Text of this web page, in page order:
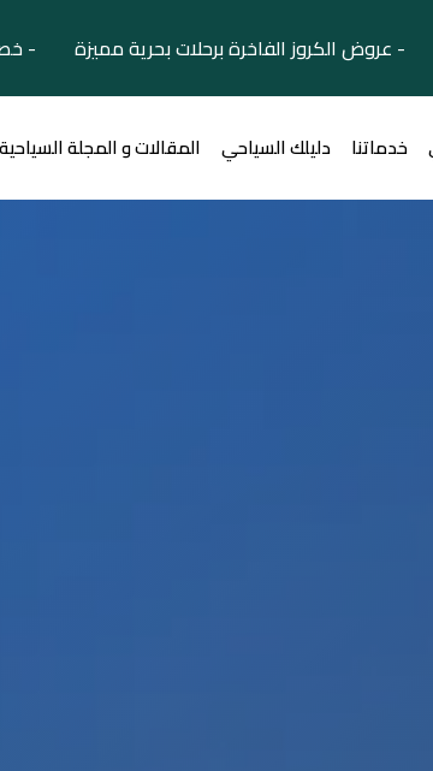
الكروز الفاخرة برحلات بحرية مميزة -
خدماتنا دليلك السياحي المقالات و المجلة السياحية